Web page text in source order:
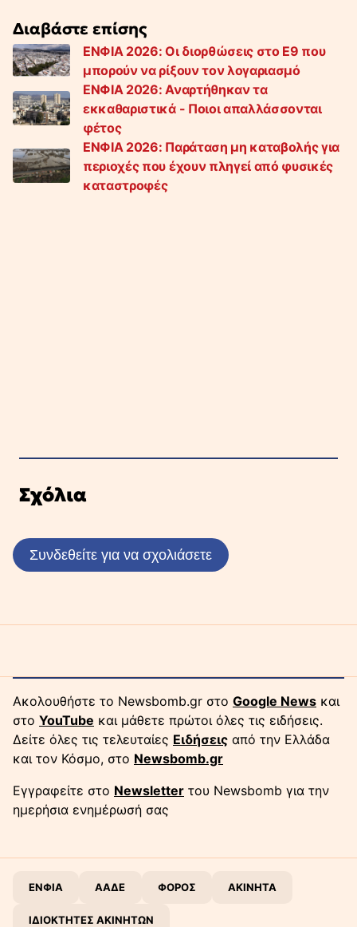
Διαβάστε επίσης
ΕΝΦΙΑ 2026: Οι διορθώσεις στο Ε9 που
μπορούν να ρίξουν τον λογαριασμό
ΕΝΦΙΑ 2026: Αναρτήθηκαν τα
εκκαθαριστικά - Ποιοι απαλλάσσονται
φέτος
ΕΝΦΙΑ 2026: Παράταση μη καταβολής για
περιοχές που έχουν πληγεί από φυσικές
καταστροφές
Σχόλια
Συνδεθείτε για να σχολιάσετε
Ακολουθήστε το Newsbomb.gr στο Google News και
στο YouTube και μάθετε πρώτοι όλες τις ειδήσεις.
Δείτε όλες τις τελευταίες Ειδήσεις από την Ελλάδα
και τον Κόσμο, στο Newsbomb.gr
Εγγραφείτε στο Newsletter του Newsbomb για την
ημερήσια ενημέρωσή σας
ΕΝΦΙΑ ΑΑΔΕ ΦΟΡΟΣ ΑΚΙΝΗΤΑ
ΙΔΙΟΚΤΗΤΕΣ ΑΚΙΝΗΤΩΝ